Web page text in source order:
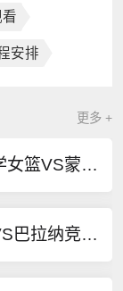
安排
更多 +
世新大学女篮VS蒙古女篮直播
桑托斯VS巴拉纳竞技直播